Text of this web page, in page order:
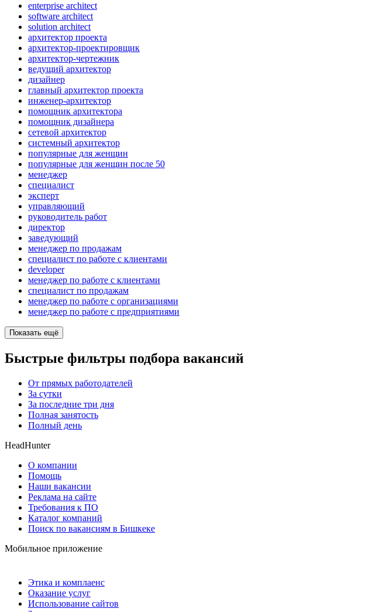
enterprise architect
software architect
solution architect
архитектор проекта
архитектор-проектировщик
архитектор-чертежник
ведущий архитектор
дизайнер
главный архитектор проекта
инженер-архитектор
помощник архитектора
помощник дизайнера
сетевой архитектор
системный архитектор
популярные для женщин
популярные для женщин после 50
менеджер
специалист
эксперт
управляющий
руководитель работ
директор
заведующий
менеджер по продажам
специалист по работе с клиентами
developer
менеджер по работе с клиентами
специалист по продажам
менеджер по работе с организациями
менеджер по работе с предприятиями
Показать ещё
Быстрые фильтры подбора вакансий
От прямых работодателей
За сутки
За последние три дня
Полная занятость
Полный день
HeadHunter
О компании
Помощь
Наши вакансии
Реклама на сайте
Требования к ПО
Каталог компаний
Поиск по вакансиям в Бишкеке
Мобильное приложение
Этика и комплаенс
Оказание услуг
Использование сайтов